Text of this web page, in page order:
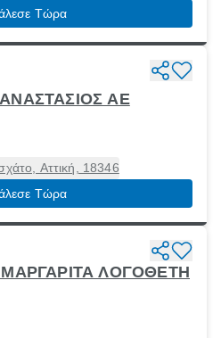
Τώρα
ΑΕ
Αττική, 18346
Τώρα
ΜΑΡΓΑΡΙΤΑ ΛΟΓΟΘΕΤΗ